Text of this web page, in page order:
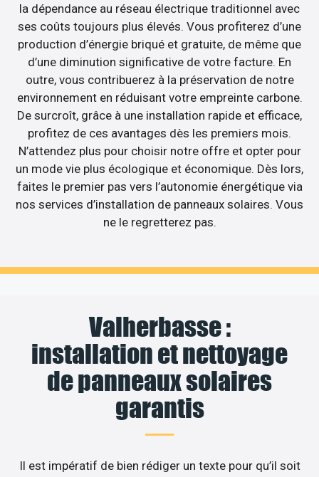
la dépendance au réseau électrique traditionnel avec
ses coûts toujours plus élevés. Vous profiterez d’une
production d’énergie briqué et gratuite, de même que
d’une diminution significative de votre facture. En
outre, vous contribuerez à la préservation de notre
environnement en réduisant votre empreinte carbone.
De surcroît, grâce à une installation rapide et efficace,
profitez de ces avantages dès les premiers mois.
N’attendez plus pour choisir notre offre et opter pour
un mode vie plus écologique et économique. Dès lors,
faites le premier pas vers l’autonomie énergétique via
nos services d’installation de panneaux solaires. Vous
ne le regretterez pas.
Valherbasse :
installation et nettoyage
de panneaux solaires
garantis
Il est impératif de bien rédiger un texte pour qu’il soit